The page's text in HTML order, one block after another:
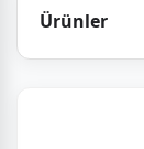
Ürünler